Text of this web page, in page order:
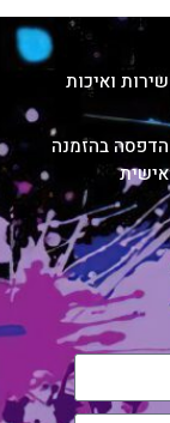
שירות ואיכות
הדפסה בהזמנה
אישית